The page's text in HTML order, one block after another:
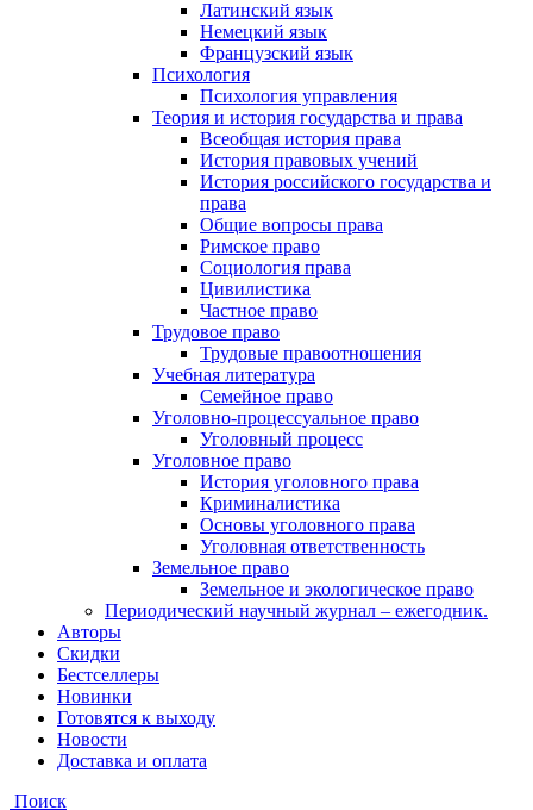
Латинский язык
Немецкий язык
Французский язык
Психология
Психология управления
Теория и история государства и права
Всеобщая история права
История правовых учений
История российского государства и
права
Общие вопросы права
Римское право
Социология права
Цивилистика
Частное право
Трудовое право
Трудовые правоотношения
Учебная литература
Семейное право
Уголовно-процессуальное право
Уголовный процесс
Уголовное право
История уголовного права
Криминалистика
Основы уголовного права
Уголовная ответственность
Земельное право
Земельное и экологическое право
Периодический научный журнал – ежегодник.
Авторы
Скидки
Бестселлеры
Новинки
Готовятся к выходу
Новости
Доставка и оплата
Поиск